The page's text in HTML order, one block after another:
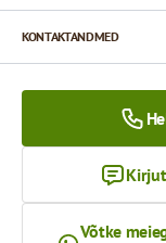
KONTAKTANDMED
Võtke